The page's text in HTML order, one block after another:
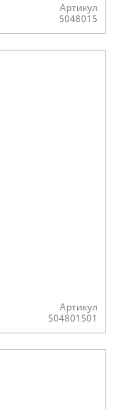
Артикул
5048015
Артикул
504801501